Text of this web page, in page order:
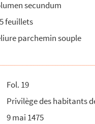
de Perres
Conflens et de Condey...
Lyon et de ses offic...
secundum
feuillets
parchemin souple
Fol. 19
Privilège des habitants
9 mai 1475